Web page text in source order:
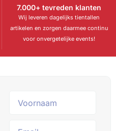
7.000+ tevreden klanten
Wij leveren dagelijks tientallen
artikelen en zorgen daarmee continu
voor onvergetelijke events!